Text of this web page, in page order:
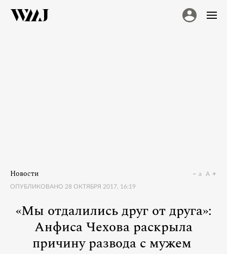
Новости
ОПУБЛИКОВАНО 28 ОКТЯБРЯ 2017, 16:19
a A
«Мы отдалились друг от друга»:
Анфиса Чехова раскрыла
причину развода с мужем